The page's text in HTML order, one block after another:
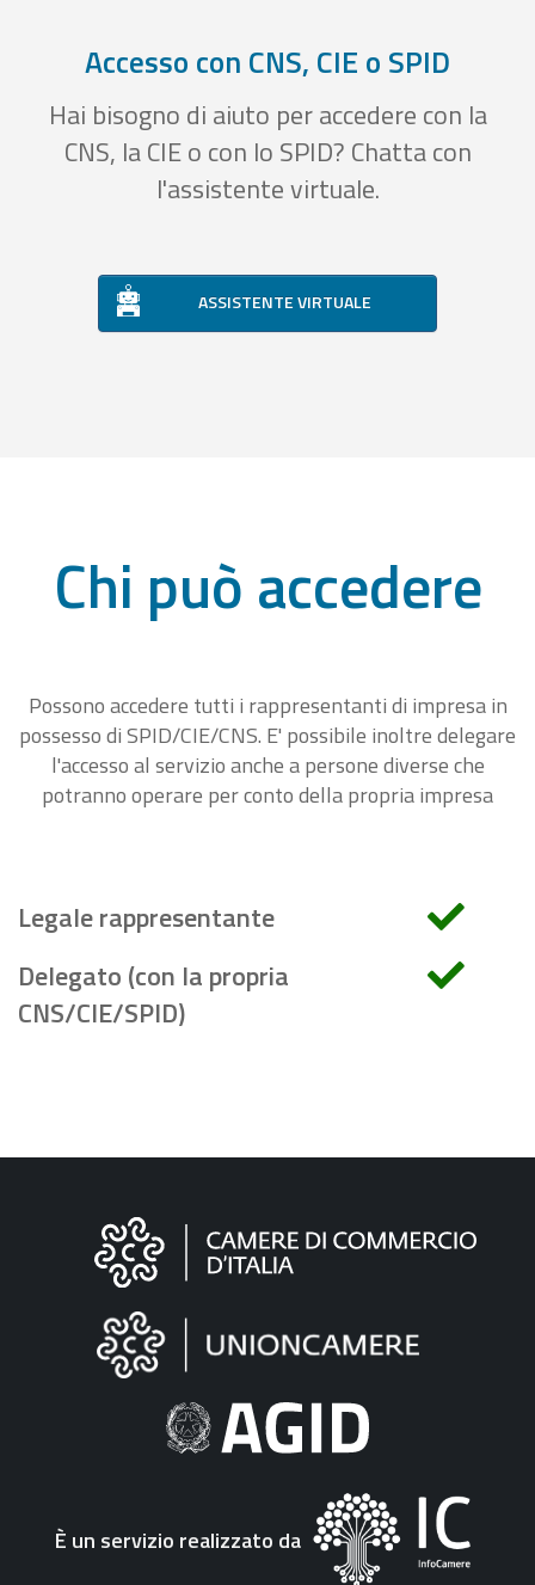
Accesso con CNS, CIE o SPID
Hai bisogno di aiuto per accedere con la
CNS, la CIE o con lo SPID? Chatta con
l'assistente virtuale.
ASSISTENTE VIRTUALE
Chi può accedere
Possono accedere tutti i rappresentanti di impresa in
possesso di SPID/CIE/CNS. E' possibile inoltre delegare
l'accesso al servizio anche a persone diverse che
potranno operare per conto della propria impresa
Legale rappresentante
Delegato (con la propria
CNS/CIE/SPID)
Informazioni
"Fattura
Elettronica"
È un servizio realizzato da